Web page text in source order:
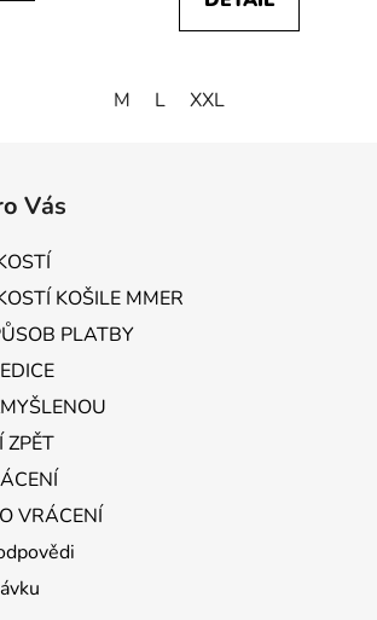
M L XXL
Vás
KOŠILE MMER
PLATBY
ZPĚT
VRÁCENÍ